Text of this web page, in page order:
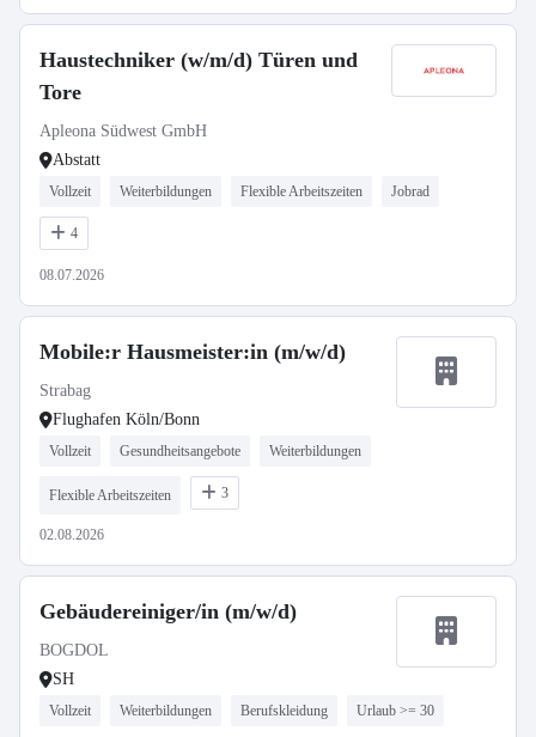
Haustechniker (w/m/d) Türen und
Tore
Apleona Südwest GmbH
Abstatt
Vollzeit Weiterbildungen Flexible Arbeitszeiten Jobrad
4
08.07.2026
Mobile:r Hausmeister:in (m/w/d)
Strabag
Flughafen Köln/Bonn
Vollzeit Gesundheitsangebote Weiterbildungen
Flexible Arbeitszeiten 3
02.08.2026
Gebäudereiniger/in (m/w/d)
BOGDOL
SH
Vollzeit Weiterbildungen Berufskleidung Urlaub >= 30